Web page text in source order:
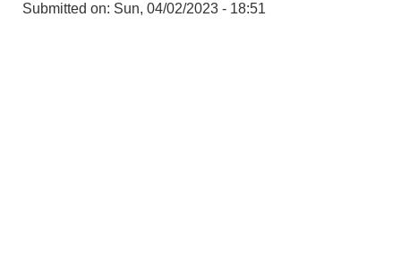
Submitted on: Sun, 04/02/2023 - 18:51